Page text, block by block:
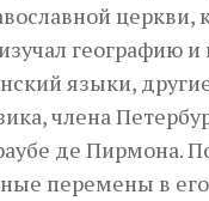
географию
языки,
члена
де Пирмона.
перемены в